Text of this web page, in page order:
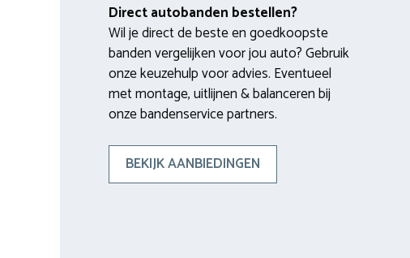
Direct autobanden bestellen?
Wil je direct de beste en goedkoopste
banden vergelijken voor jou auto? Gebruik
onze keuzehulp voor advies. Eventueel
met montage, uitlijnen & balanceren bij
onze bandenservice partners.
BEKIJK AANBIEDINGEN